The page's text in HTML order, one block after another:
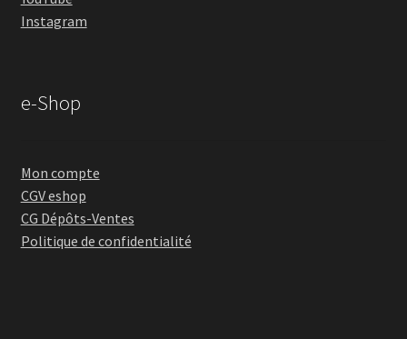
Instagram
e-Shop
Mon compte
CGV eshop
CG Dépôts-Ventes
Politique de confidentialité